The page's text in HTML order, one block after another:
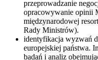
przeprowadzanie
opracowywanie opinii
międzynarodowej
Rady Ministrów).
identyfikacja wyzwań
europejskiej państwa.
badań i analiz